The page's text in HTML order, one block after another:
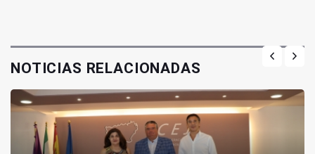
NOTICIAS RELACIONADAS